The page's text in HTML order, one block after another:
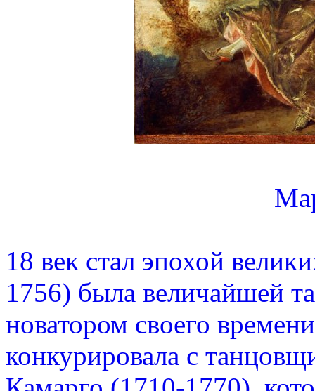
18 век стал эпохой
1756) была величайшей
новатором своего
конкурировала с